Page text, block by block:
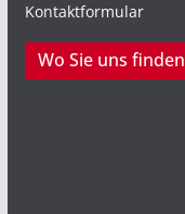
Kontaktformular
Wo Sie uns finden